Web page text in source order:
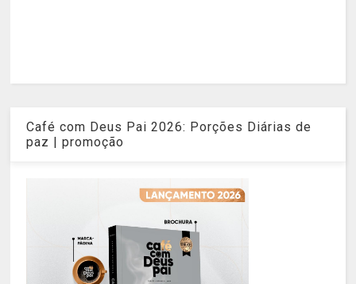
Café com Deus Pai 2026: Porções Diárias de
paz | promoção